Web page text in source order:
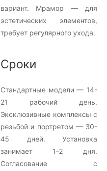
вариант. Мрамор — для
эстетических элементов,
требует регулярного ухода.
Сроки
Стандартные модели — 14-
21 рабочий день.
Эксклюзивные комплексы с
резьбой и портретом — 30-
45 дней. Установка
занимает 1-2 дня.
Согласование с